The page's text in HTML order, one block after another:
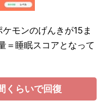
モンのげんきが15ま
＝睡眠スコアとなって
くらいで回復